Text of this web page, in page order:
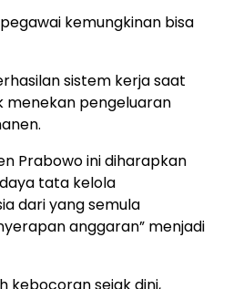
kemungkinan bisa
sistem kerja saat
menekan pengeluaran
Prabowo ini diharapkan
tata kelola
dari yang semula
anggaran” menjadi